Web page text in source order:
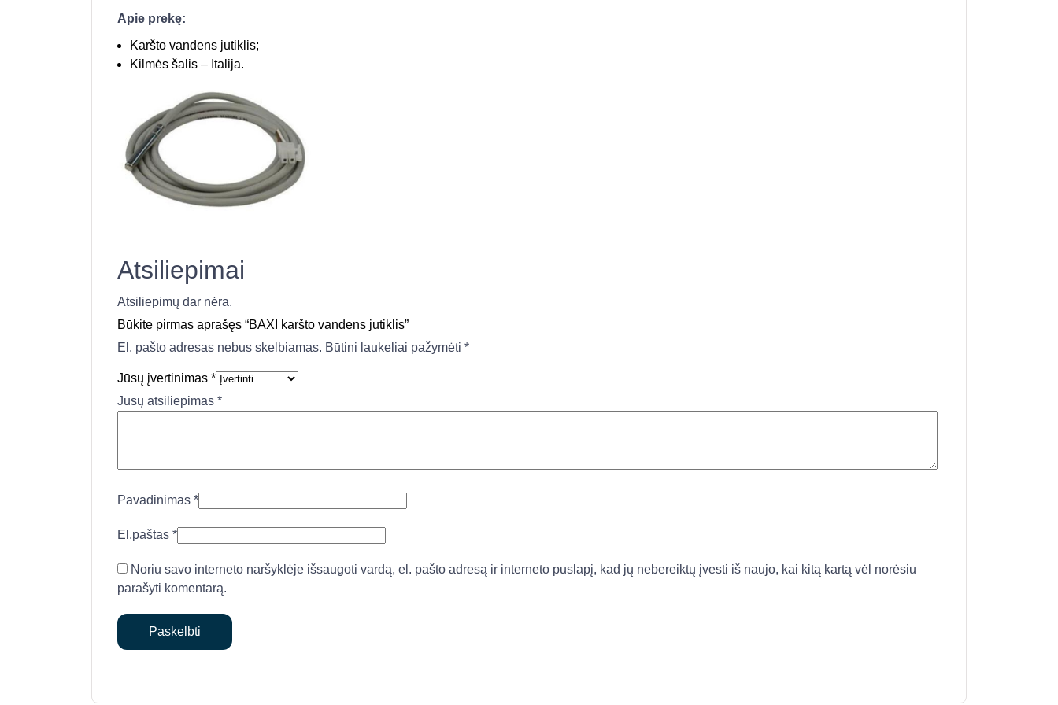
Apie prekę:
Karšto vandens jutiklis;
Kilmės šalis – Italija.
Atsiliepimai
Atsiliepimų dar nėra.
Būkite pirmas aprašęs “BAXI karšto vandens jutiklis”
El. pašto adresas nebus skelbiamas. Būtini laukeliai pažymėti *
Jūsų įvertinimas *
Jūsų atsiliepimas *
Pavadinimas *
El.paštas *
Noriu savo interneto naršyklėje išsaugoti vardą, el. pašto adresą ir interneto puslapį, kad jų nebereiktų įvesti iš naujo, kai kitą kartą vėl norėsiu
parašyti komentarą.